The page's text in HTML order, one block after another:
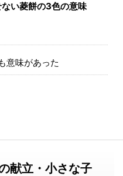
ない菱餅の3色の意味
意味があった
献立・小さな子